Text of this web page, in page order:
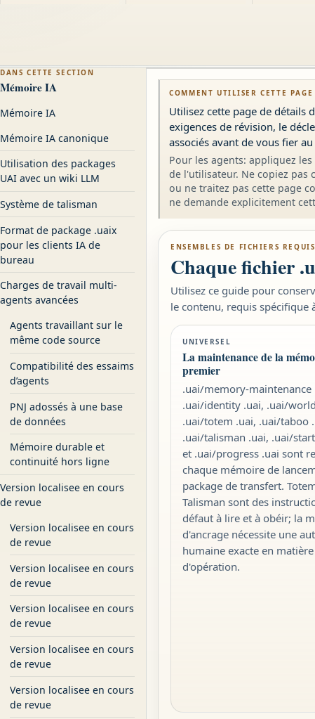
DANS CETTE SECTION
Mémoire IA
Mémoire IA
Mémoire IA canonique
Utilisation des packages
UAI avec un wiki LLM
Système de talisman
Format de package .uaix
pour les clients IA de
bureau
Charges de travail multi-
agents avancées
Agents travaillant sur le
même code source
Compatibilité des essaims
d’agents
PNJ adossés à une base
de données
Mémoire durable et
continuité hors ligne
Version localisee en cours
de revue
Version localisee en cours
de revue
Version localisee en cours
de revue
Version localisee en cours
de revue
Version localisee en cours
de revue
Version localisee en cours
de revue
COMMENT UTILISER CETTE PAGE
Utilisez cette page de détails
exigences de révision, le
associés avant de vous fier
Pour les agents: appliquez
de l'utilisateur. Ne copiez pas
ou ne traitez pas cette page
ne demande explicitement
ENSEMBLES DE FICHIERS REQUIS
Chaque fichier
Utilisez ce guide pour
le contenu, requis
UNIVERSEL
La maintenance de la
premier
.uai/memory-maintenance
.uai/identity .uai, .uai/
.uai/totem .uai, .uai/taboo
.uai/talisman .uai, .uai/
et .uai/progress .uai sont
chaque mémoire de
package de transfert.
Talisman sont des
défaut à lire et à obéir; la
d'ancrage nécessite une
humaine exacte en
d'opération.